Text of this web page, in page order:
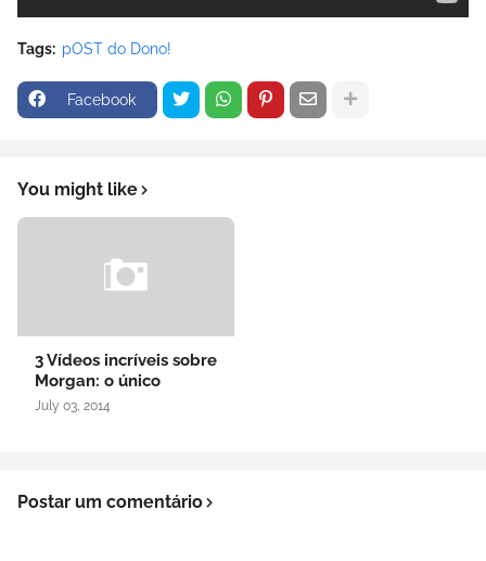
Tags: pOST do Dono!
Facebook
You might like
3 Vídeos incríveis sobre
Morgan: o único
July 03, 2014
Postar um comentário